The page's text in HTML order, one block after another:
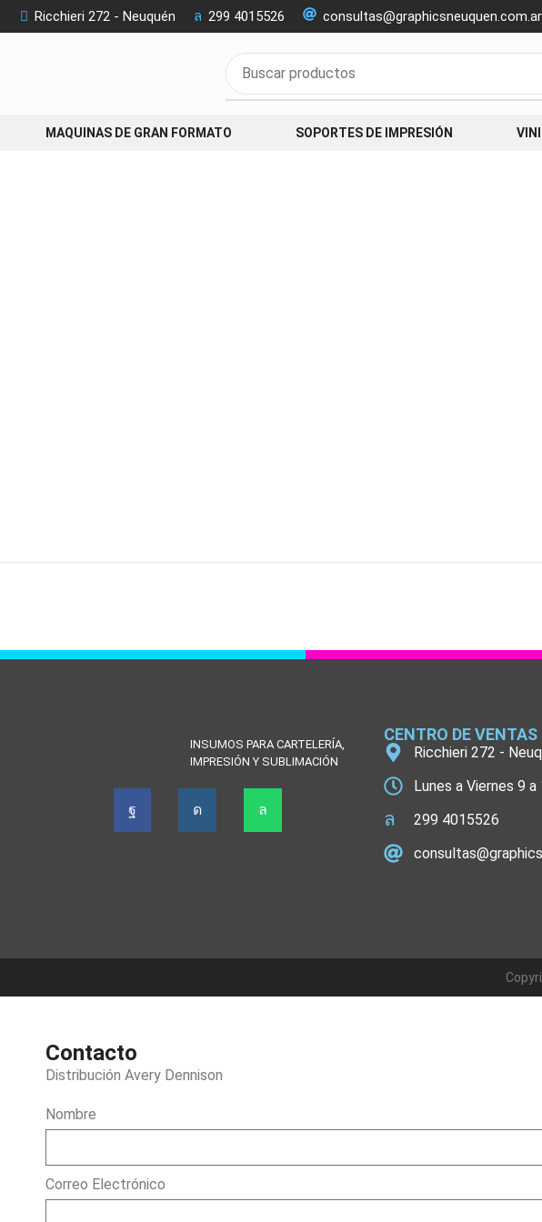
Ricchieri 272 - Neuquén 299 4015526 consultas@graphicsneuquen.com.ar
MAQUINAS DE GRAN FORMATO SOPORTES DE IMPRESIÓN
INSUMOS PARA CARTELERÍA,
IMPRESIÓN Y SUBLIMACIÓN
CENTRO DE VENTAS
Ricchieri 272 -
Lunes a Viernes 9 a
299 4015526
Contacto
Distribución Avery Dennison
Nombre
Correo Electrónico